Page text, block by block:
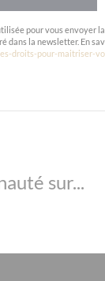
pour vous envoyer
la newsletter. En
droits-pour-maitriser-
sur...